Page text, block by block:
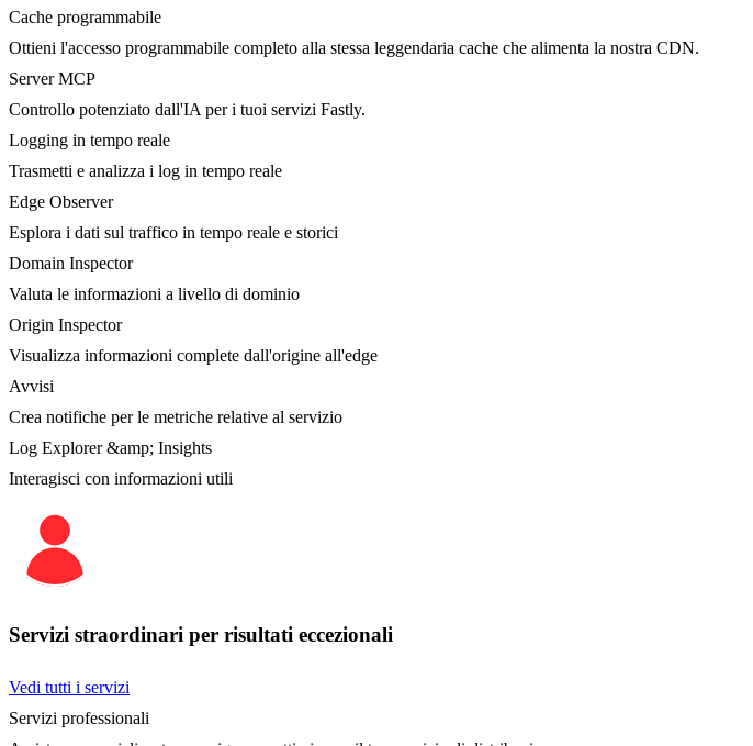
Cache programmabile
Ottieni l'accesso programmabile completo alla stessa leggendaria cache che alimenta la nostra CDN.
Server MCP
Controllo potenziato dall'IA per i tuoi servizi Fastly.
Logging in tempo reale
Trasmetti e analizza i log in tempo reale
Edge Observer
Esplora i dati sul traffico in tempo reale e storici
Domain Inspector
Valuta le informazioni a livello di dominio
Origin Inspector
Visualizza informazioni complete dall'origine all'edge
Avvisi
Crea notifiche per le metriche relative al servizio
Log Explorer &amp; Insights
Interagisci con informazioni utili
Servizi straordinari per risultati eccezionali
Vedi tutti i servizi
Servizi professionali